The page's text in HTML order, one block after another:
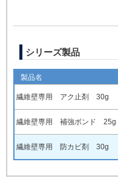
シリーズ製品
製品名
繊維壁専用 アク止剤 30g
繊維壁専用 補強ボンド 25g
繊維壁専用 防カビ剤 30g